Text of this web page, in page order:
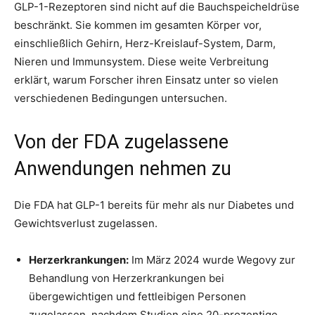
GLP-1-Rezeptoren sind nicht auf die Bauchspeicheldrüse
beschränkt. Sie kommen im gesamten Körper vor,
einschließlich Gehirn, Herz-Kreislauf-System, Darm,
Nieren und Immunsystem. Diese weite Verbreitung
erklärt, warum Forscher ihren Einsatz unter so vielen
verschiedenen Bedingungen untersuchen.
Von der FDA zugelassene
Anwendungen nehmen zu
Die FDA hat GLP-1 bereits für mehr als nur Diabetes und
Gewichtsverlust zugelassen.
Herzerkrankungen: Im März 2024 wurde Wegovy zur
Behandlung von Herzerkrankungen bei
übergewichtigen und fettleibigen Personen